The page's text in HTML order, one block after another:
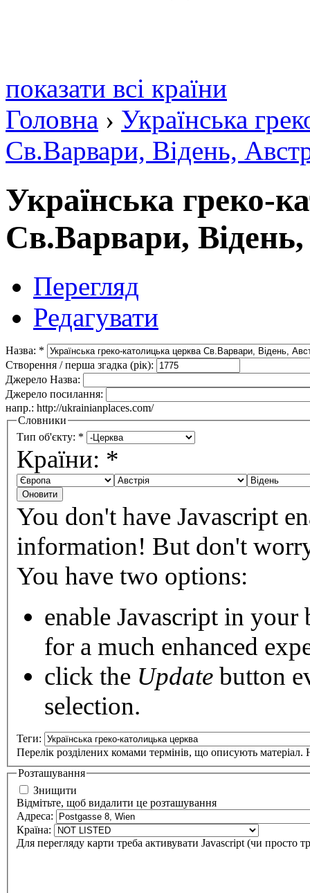
показати всі країни
Головна › Українська
Св.Варвари, Відень,
Українська греко-
Св.Варвари, Відень,
Перегляд
Редагувати
Назва: *
Створення / перша згадка (рік):
Джерело Назва:
Джерело посилання:
напр.: http://ukrainianplaces.com/
Словники
Тип об'єкту: *
Країни: *
You don't have Javascript
information! But don't
You have two options:
enable Javascript in your
for a much enhanced
click the Update button
selection.
Теги:
Перелік розділених комами термінів, що описують
Розташування
Знищити
Відмітьте, щоб видалити це розташування
Адреса:
Країна:
Для перегляду карти треба активувати Javascript (чи просто